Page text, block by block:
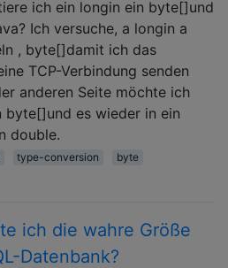
ich ein longin ein byte[]und
Ich versuche, a longin a
, byte[]damit ich das
TCP-Verbindung senden
anderen Seite möchte ich
byte[]und es wieder in ein
double.
type-conversion
byte
ich die wahre Größe
Datenbank?